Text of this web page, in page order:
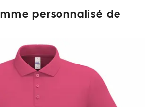
personnalisé de